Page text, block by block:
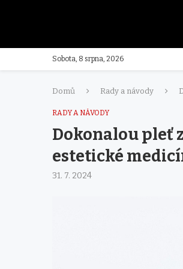
Sobota, 8 srpna, 2026
Domů Rady a návody
RADY A NÁVODY
Dokonalou pleť
estetické
31. 7. 2024